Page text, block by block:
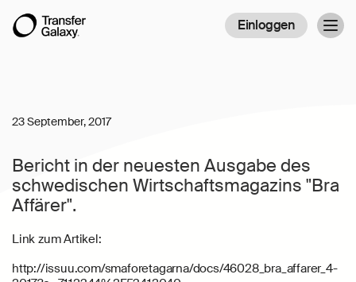
Einloggen
23 September, 2017
Bericht in der neuesten Ausgabe des
schwedischen Wirtschaftsmagazins "Bra
Affärer".
Link zum Artikel:
http://issuu.com/smaforetagarna/docs/46028_bra_affarer_4-